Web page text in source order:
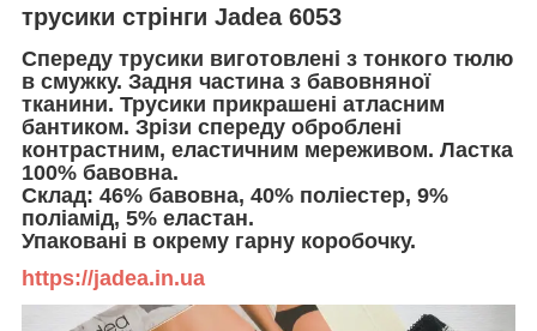
трусики стрінги Jadea 6053
Спереду трусики виготовлені з тонкого тюлю
в смужку. Задня частина з бавовняної
тканини. Трусики прикрашені атласним
бантиком. Зрізи спереду оброблені
контрастним, еластичним мереживом. Ластка
100% бавовна.
Склад: 46% бавовна, 40% поліестер, 9%
поліамід, 5% еластан.
Упаковані в окрему гарну коробочку.
https://jadea.in.ua